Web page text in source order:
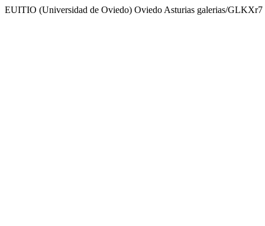
EUITIO (Universidad de Oviedo) Oviedo Asturias galerias/